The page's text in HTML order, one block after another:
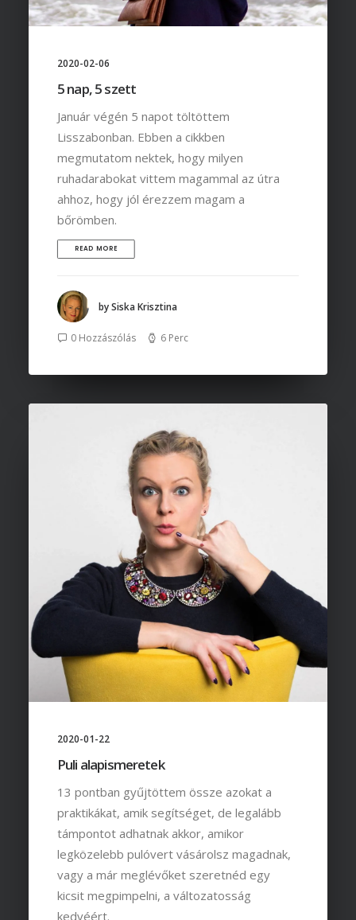
2020-02-06
5 nap, 5 szett
Január végén 5 napot töltöttem
Lisszabonban. Ebben a cikkben
megmutatom nektek, hogy milyen
ruhadarabokat vittem magammal az útra
ahhoz, hogy jól érezzem magam a
bőrömben.
READ MORE
by Siska Krisztina
0 Hozzászólás 6 Perc
2020-01-22
Puli alapismeretek
13 pontban gyűjtöttem össze azokat a
praktikákat, amik segítséget, de legalább
támpontot adhatnak akkor, amikor
legközelebb pulóvert vásárolsz magadnak,
vagy a már meglévőket szeretnéd egy
kicsit megpimpelni, a változatosság
kedvéért.